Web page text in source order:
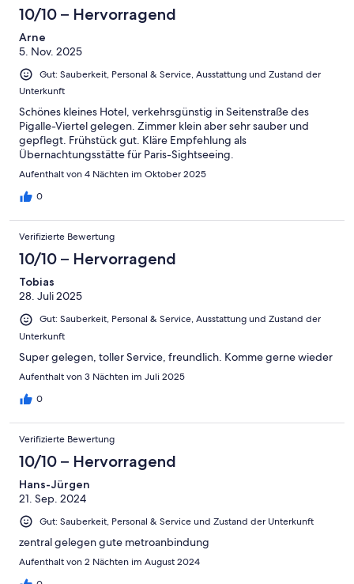
10/10 – Hervorragend
Arne
5. Nov. 2025
Gut: Sauberkeit, Personal & Service, Ausstattung und Zustand der
Unterkunft
Schönes kleines Hotel, verkehrsgünstig in Seitenstraße des
Pigalle-Viertel gelegen. Zimmer klein aber sehr sauber und
gepflegt. Frühstück gut. Kläre Empfehlung als
Übernachtungsstätte für Paris-Sightseeing.
Aufenthalt von 4 Nächten im Oktober 2025
0
Verifizierte Bewertung
10/10 – Hervorragend
Tobias
28. Juli 2025
Gut: Sauberkeit, Personal & Service, Ausstattung und Zustand der
Unterkunft
Super gelegen, toller Service, freundlich. Komme gerne wieder
Aufenthalt von 3 Nächten im Juli 2025
0
Verifizierte Bewertung
10/10 – Hervorragend
Hans-Jürgen
21. Sep. 2024
Gut: Sauberkeit, Personal & Service und Zustand der Unterkunft
zentral gelegen gute metroanbindung
Aufenthalt von 2 Nächten im August 2024